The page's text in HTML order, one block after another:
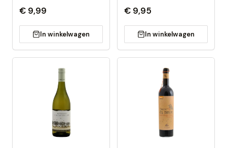
€ 9,99
In winkelwagen
€ 9,95
In winkelwagen